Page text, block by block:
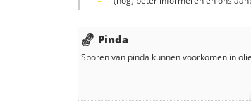
Pinda
Sporen van pinda kunnen voorkomen inolie